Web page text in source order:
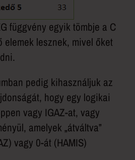
függvény egyik tömbje a C
elemek lesznek, mivel őket
pedig kihasználjuk az
hogy egy logikai
vagy IGAZ-at, vagy
amelyek „átváltva”
vagy 0-át (HAMIS)